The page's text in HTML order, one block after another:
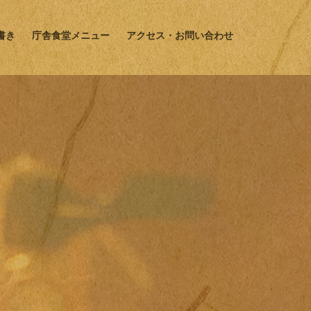
き 庁舎食堂メニュー アクセス・お問い合わせ